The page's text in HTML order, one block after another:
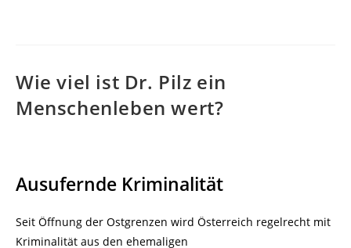
Wie viel ist Dr. Pilz ein
Menschenleben wert?
Ausufernde Kriminalität
Seit Öffnung der Ostgrenzen wird Österreich regelrecht mit
Kriminalität aus den ehemaligen